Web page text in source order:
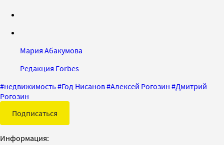
Мария Абакумова
Редакция Forbes
#недвижимость#Год Нисанов#Алексей Рогозин #Дмитрий
Рогозин
Подписаться
Информация: